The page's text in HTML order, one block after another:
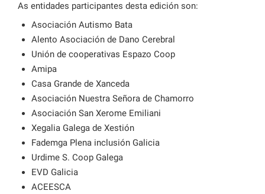
As entidades participantes desta edición son:
Asociación Autismo Bata
Alento Asociación de Dano Cerebral
Unión de cooperativas Espazo Coop
Amipa
Casa Grande de Xanceda
Asociación Nuestra Señora de Chamorro
Asociación San Xerome Emiliani
Xegalia Galega de Xestión
Fademga Plena inclusión Galicia
Urdime S. Coop Galega
EVD Galicia
ACEESCA